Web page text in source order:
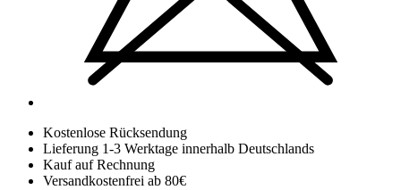
Kostenlose Rücksendung
Lieferung 1-3 Werktage innerhalb Deutschlands
Kauf auf Rechnung
Versandkostenfrei ab 80€